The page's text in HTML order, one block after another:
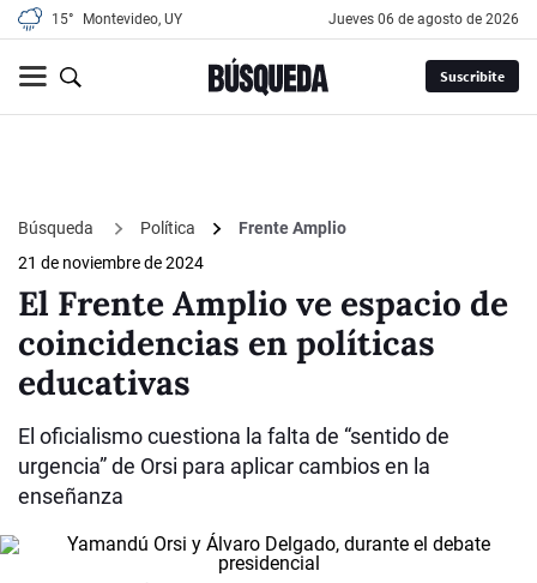
15° Montevideo, UY jueves 06 de agosto de 2026
Suscribite
Búsqueda Política
Frente Amplio
21 de noviembre de 2024
El Frente Amplio ve espacio de
coincidencias en políticas
educativas
El oficialismo cuestiona la falta de “sentido de
urgencia” de Orsi para aplicar cambios en la
enseñanza